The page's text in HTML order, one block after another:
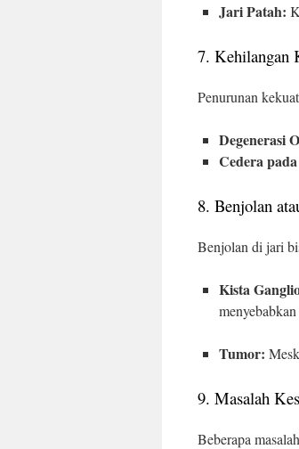
Jari Patah:
7. Kehilangan
Penurunan
Degenerasi
Cedera
8. Benjolan
Benjolan di jari
Kista
Tumor:
9. Masalah
Beberapa